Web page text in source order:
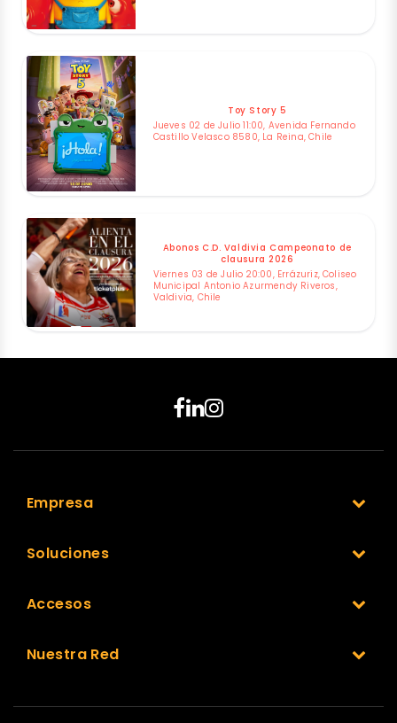
Toy Story 5
Jueves 02 de Julio 11:00, Avenida Fernando
Castillo Velasco 8580, La Reina, Chile
Abonos C.D. Valdivia Campeonato de
clausura 2026
Viernes 03 de Julio 20:00, Errázuriz, Coliseo
Municipal Antonio Azurmendy Riveros,
Valdivia, Chile
Empresa
Soluciones
Accesos
Nuestra Red